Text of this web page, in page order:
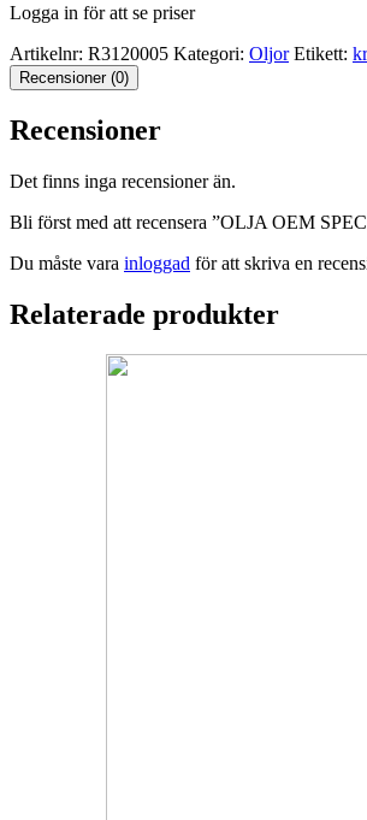
Logga in för att se priser
Artikelnr: R3120005 Kategori: Oljor Etikett:
Recensioner (0)
Recensioner
Det finns inga recensioner än.
Bli först med att recensera ”OLJA OEM
Du måste vara inloggad för att skriva en
Relaterade produkter